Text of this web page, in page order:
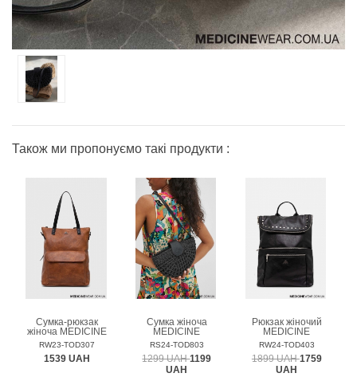
Також ми пропонуємо такі продукти :
Сумка-рюкзак
жіноча MEDICINE
RW23-TOD307
1539 UAH
Сумка жіноча
MEDICINE
RS24-TOD803
1299 UAH1199
UAH
Рюкзак жіночий
MEDICINE
RW24-TOD403
1899 UAH1759
UAH